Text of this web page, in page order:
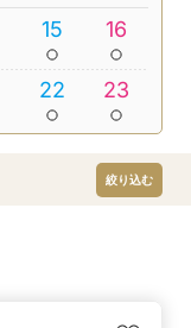
15 16
22 23
絞り込む